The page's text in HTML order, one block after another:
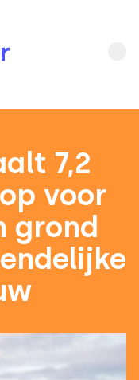
7,2
voor
grond